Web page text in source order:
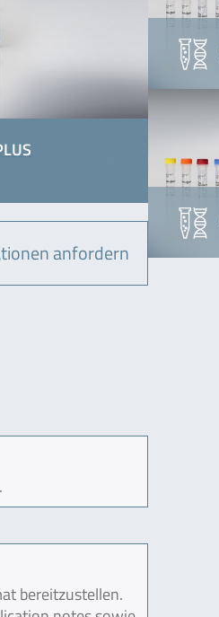
anfordern
.
bereitzustellen.